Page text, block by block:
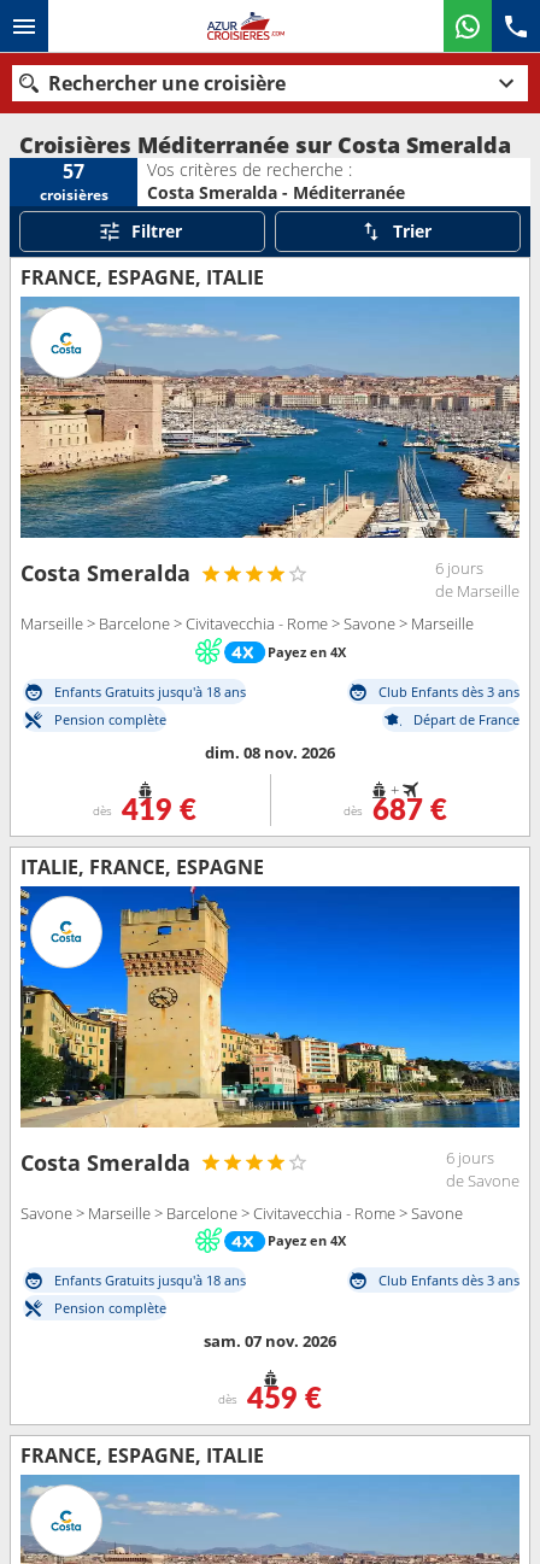
Rechercher une croisière
Nos destinations
Mois de départ
Ports
Rechercher
Croisières Méditerranée sur Costa Smeralda
57
croisières
Vos critères de recherche :
Costa Smeralda - Méditerranée
Filtrer
Trier
FRANCE, ESPAGNE, ITALIE
Costa Smeralda
6 jours
de Marseille
Marseille > Barcelone > Civitavecchia - Rome > Savone > Marseille
Payez en 4X
Enfants Gratuits jusqu'à 18 ans
Club Enfants dès 3 ans
Pension complète
Départ de France
dim. 08 nov. 2026
dès 419 €
+
dès 687 €
ITALIE, FRANCE, ESPAGNE
Costa Smeralda
6 jours
de Savone
Savone > Marseille > Barcelone > Civitavecchia - Rome > Savone
Payez en 4X
Enfants Gratuits jusqu'à 18 ans
Club Enfants dès 3 ans
Pension complète
sam. 07 nov. 2026
dès 459 €
FRANCE, ESPAGNE, ITALIE